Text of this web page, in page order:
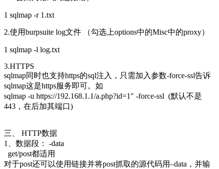
1 sqlmap -r 1.txt
2.使用burpsuite log文件 （勾选上options中的Misc中的proxy）
1 sqlmap -l log.txt
3.HTTPS
sqlmap同时也支持https的sql注入，只需加入参数-force-ssl告诉
sqlmap这是https服务即可。如
sqlmap -u https://192.168.1.1/a.php?id=1″ -force-ssl (默认不是
443，在后加其端口)
三、 HTTP数据
1、数据段： -data
get/post都适用
对于post还可以使用链接并将post抓取的源代码用–data，并输